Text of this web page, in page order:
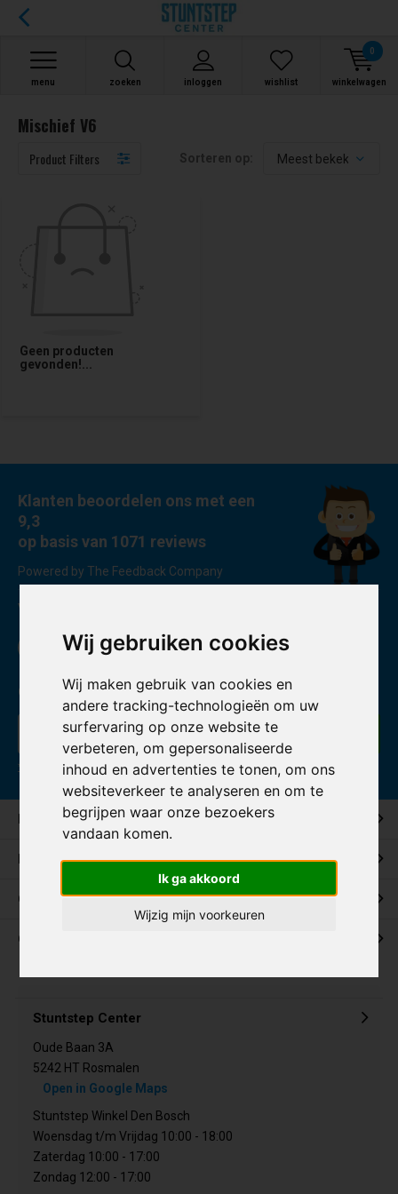
Wij gebruiken cookies
Wij maken gebruik van cookies en
andere tracking-technologieën om uw
surfervaring op onze website te
verbeteren, om gepersonaliseerde
inhoud en advertenties te tonen, om ons
websiteverkeer te analyseren en om te
begrijpen waar onze bezoekers
vandaan komen.
Ik ga akkoord
Wijzig mijn voorkeuren
zoeken inloggen
menu wishlist winkelwagen
0
Mischief V6
Product Filters Sorteren op:
Geen producten
gevonden!...
Klanten beoordelen ons met een
9,3
op basis van 1071 reviews
Powered by The Feedback Company
Volg ons
Ontvang de nieuwste aanbiedingen en promoties
* Lees hier de wettelijke beperkingen
Klantenservice
Mijn account
Categorieën
Contact
Stuntstep Center
Oude Baan 3A
5242 HT Rosmalen
Open in Google Maps
Stuntstep Winkel Den Bosch
Woensdag t/m Vrijdag 10:00 - 18:00
Zaterdag 10:00 - 17:00
Zondag 12:00 - 17:00